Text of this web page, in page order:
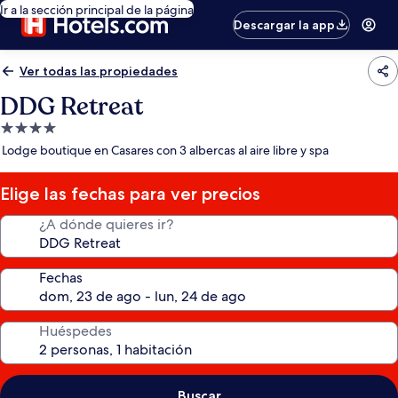
Ir a la sección principal de la página
Descargar la app
Ver todas las propiedades
DDG Retreat
Propiedad
de
estrellas
Lodge boutique en Casares con 3 albercas al aire libre y spa
Elige las fechas para ver precios
¿A dónde quieres ir?
Fechas
Huéspedes